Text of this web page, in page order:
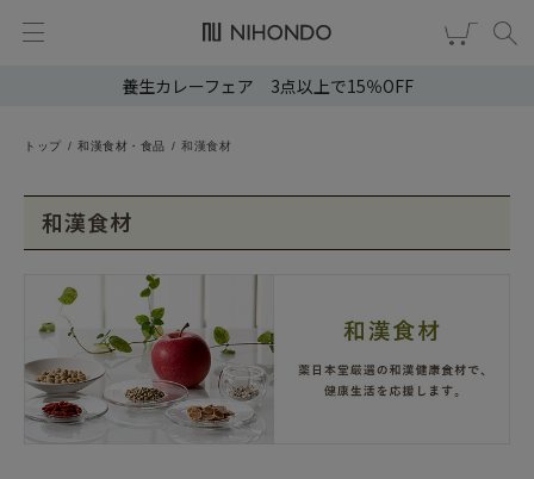
養生カレーフェア 3点以上で15％OFF
トップ 和漢食材・食品 和漢食材
和漢食材
新規会員登録 ログイン
健康食品
漢茶
スキンケア
ヘア・ボディケア